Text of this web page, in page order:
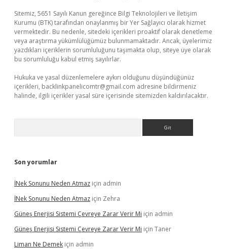
Sitemiz, 5651 Sayılı Kanun gereğince Bilgi Teknolojileri ve İletişim
Kurumu (BTK) tarafından onaylanmış bir Yer Sağlayıcı olarak hizmet
vermektedir. Bu nedenle, sitedeki içerikleri proaktif olarak denetleme
veya araştırma yükümlülüğümüz bulunmamaktadır. Ancak, üyelerimiz
yazdıkları içeriklerin sorumluluğunu taşımakta olup, siteye üye olarak
bu sorumluluğu kabul etmiş sayılırlar.
Hukuka ve yasal düzenlemelere aykırı olduğunu düşündüğünüz
içerikleri, backlinkpanelicomtr@gmail.com adresine bildirmeniz
halinde, ilgili içerikler yasal süre içerisinde sitemizden kaldırılacaktır.
Son yorumlar
İNek Sonunu Neden Atmaz için admin
İNek Sonunu Neden Atmaz için Zehra
Güneş Enerjisi Sistemi Çevreye Zarar Verir Mi için admin
Güneş Enerjisi Sistemi Çevreye Zarar Verir Mi için Taner
Liman Ne Demek için admin